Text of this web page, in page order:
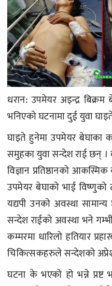
धरान: उपमेयर अइन्द्र
भनिएको घटनामा दुई युवा
घाइते हुनेमा उपमेयर बेघाका
समुहका युवा सन्देश राई छन् ।
विज्ञान प्रतिष्ठानको
उपमेयर बेघाको भाई विष्णुको
यद्यपी उनको अवस्था
सन्देश राईको अवस्था भने
कम्मरमा धारिलो हतियार
चिकित्सकहरुले सन्देशको
घटना के भएको हो भन्ने